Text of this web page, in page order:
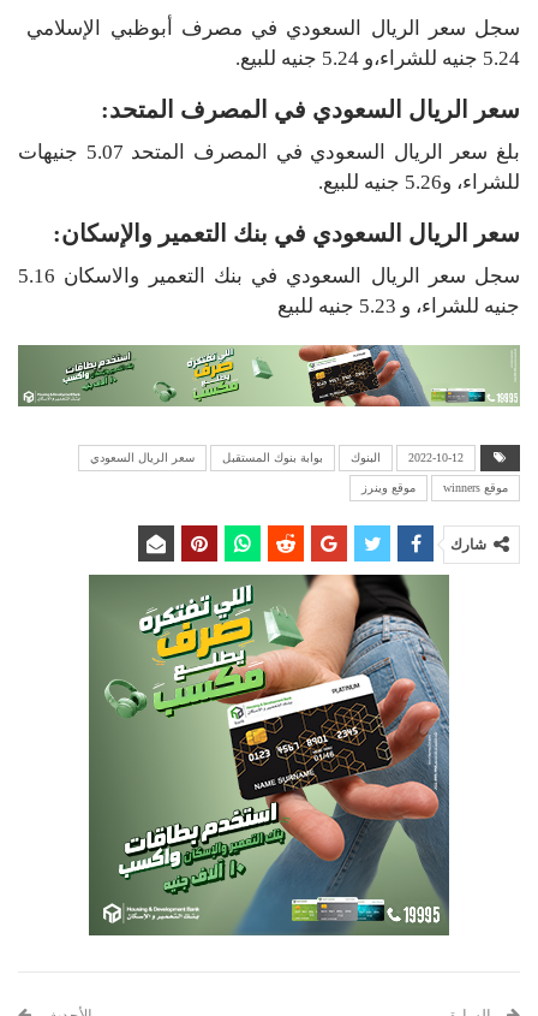
سجل سعر الريال السعودي في مصرف أبوظبي الإسلامي
5.24 جنيه للشراء،و 5.24 جنيه للبيع.
سعر الريال السعودي في المصرف المتحد:
بلغ سعر الريال السعودي في المصرف المتحد 5.07 جنيهات
للشراء، و5.26 جنيه للبيع.
سعر الريال السعودي في بنك التعمير والإسكان:
سجل سعر الريال السعودي في بنك التعمير والاسكان 5.16
جنيه للشراء، و 5.23 جنيه للبيع
2022-10-12 البنوك بوابة بنوك المستقبل سعر الريال السعودي
موقع winners موقع وينرز
شارك